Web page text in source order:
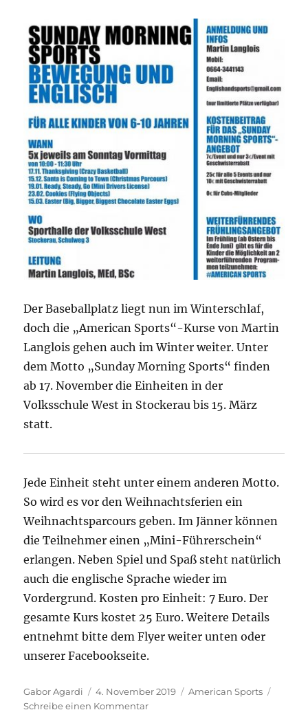
Der Baseballplatz liegt nun im Winterschlaf,
doch die „American Sports“-Kurse von Martin
Langlois gehen auch im Winter weiter. Unter
dem Motto „Sunday Morning Sports“ finden
ab 17. November die Einheiten in der
Volksschule West in Stockerau bis 15. März
statt.
Jede Einheit steht unter einem anderen Motto.
So wird es vor den Weihnachtsferien ein
Weihnachtsparcours geben. Im Jänner können
die Teilnehmer einen „Mini-Führerschein“
erlangen. Neben Spiel und Spaß steht natürlich
auch die englische Sprache wieder im
Vordergrund. Kosten pro Einheit: 7 Euro. Der
gesamte Kurs kostet 25 Euro. Weitere Details
entnehmt bitte dem Flyer weiter unten oder
unserer Facebookseite.
Autor
Gabor Agardi
Veröffentlicht
am
4. November 2019 Kategorien
American Sports
Schreibe einen Kommentarzu